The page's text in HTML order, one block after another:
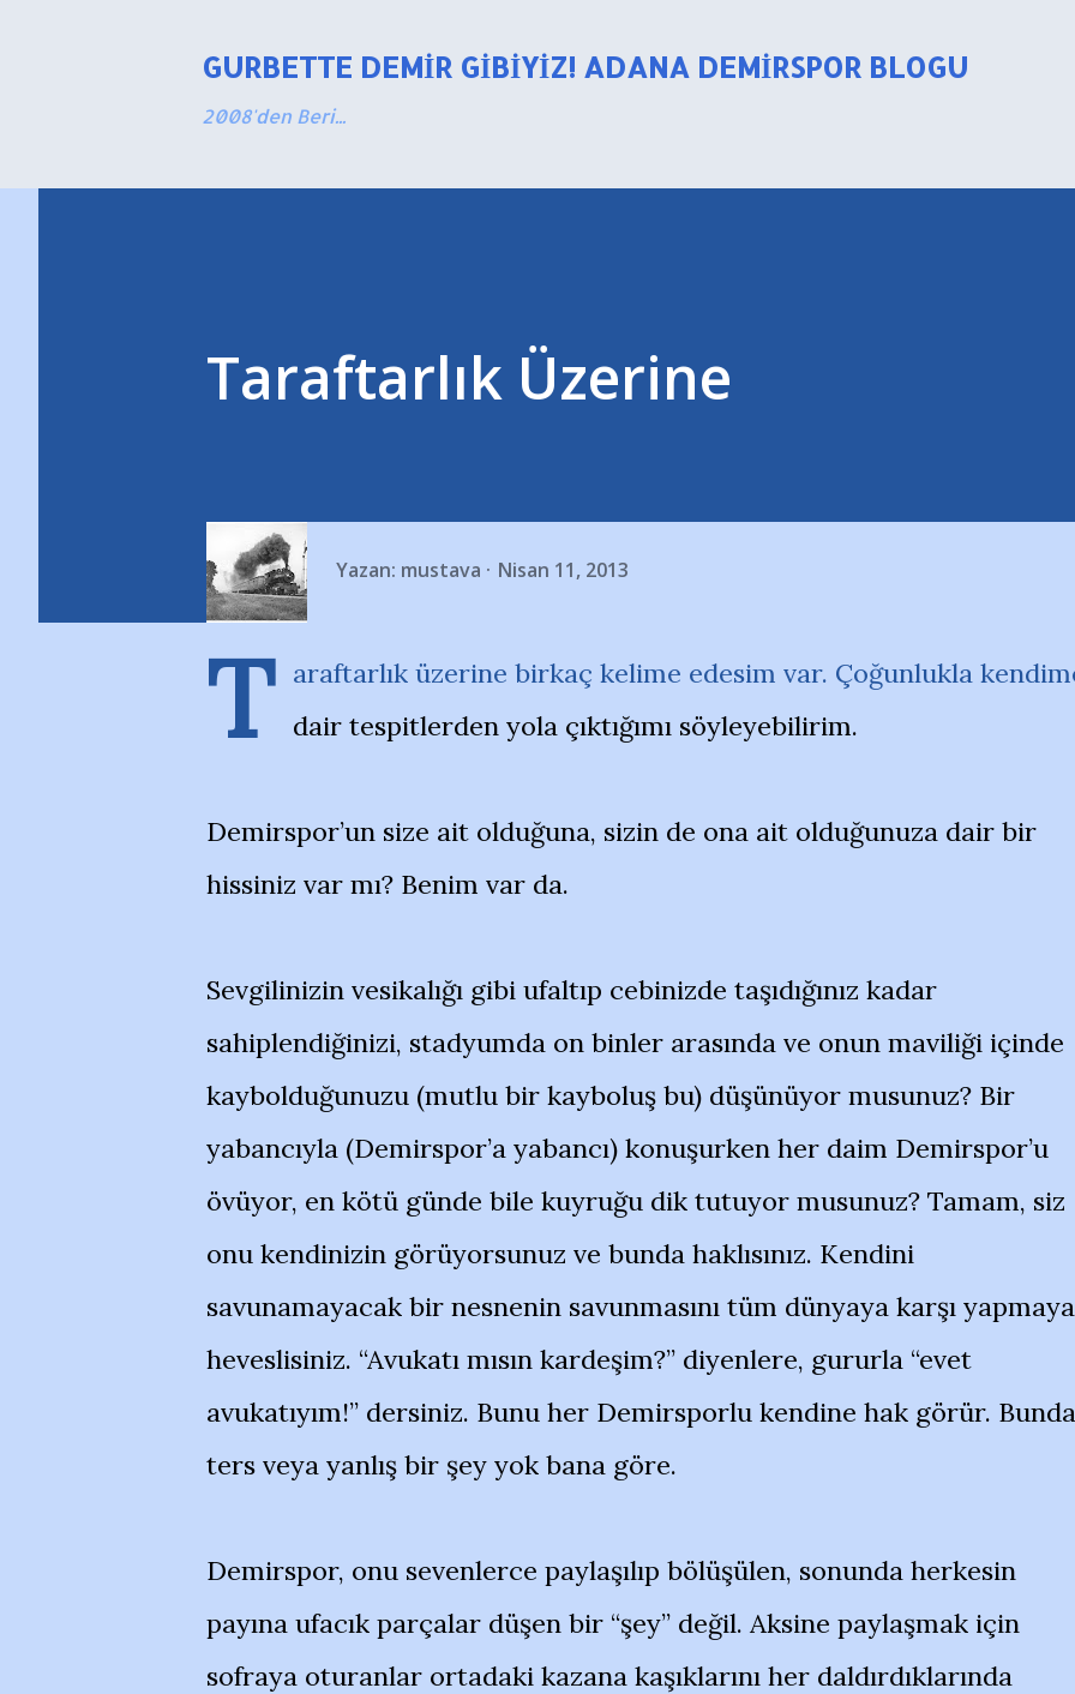
GURBETTE DEMIR GIBIYIZ! ADANA DEMIRSPOR BLOGU
2008'den Beri...
Taraftarlık Üzerine
Yazan: mustava Nisan 11, 2013
T
araftarlık üzerine birkaç kelime edesim var. Çoğunlukla
dair tespitlerden yola çıktığımı söyleyebilirim.
Demirspor’un size ait olduğuna, sizin de ona ait olduğunuza dair bir
hissiniz var mı? Benim var da.
Sevgilinizin vesikalığı gibi ufaltıp cebinizde taşıdığınız kadar
sahiplendiğinizi, stadyumda on binler arasında ve onun maviliği içinde
kaybolduğunuzu (mutlu bir kayboluş bu) düşünüyor musunuz? Bir
yabancıyla (Demirspor’a yabancı) konuşurken her daim Demirspor’u
övüyor, en kötü günde bile kuyruğu dik tutuyor musunuz? Tamam, siz
onu kendinizin görüyorsunuz ve bunda haklısınız. Kendini
savunamayacak bir nesnenin savunmasını tüm dünyaya karşı yapmaya
heveslisiniz. “Avukatı mısın kardeşim?” diyenlere, gururla “evet
avukatıyım!” dersiniz. Bunu her Demirsporlu kendine hak görür. Bunda
ters veya yanlış bir şey yok bana göre.
Demirspor, onu sevenlerce paylaşılıp bölüşülen, sonunda herkesin
payına ufacık parçalar düşen bir “şey” değil. Aksine paylaşmak için
sofraya oturanlar ortadaki kazana kaşıklarını her daldırdıklarında